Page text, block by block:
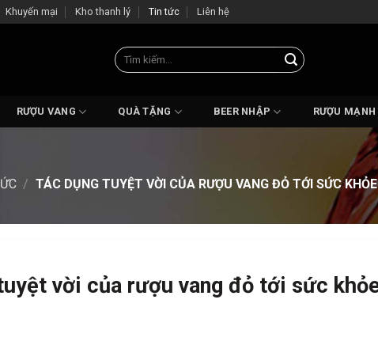
Khuyến mại Kho thanh lý Tin tức Liên hệ
Tìm
kiếm:
RƯỢU VANG QUÀ TẶNG BEER NHẬP RƯỢU MẠNH
/ TÁC DỤNG TUYỆT VỜI CỦA RƯỢU VANG ĐỎ TỚI SỨC KHỎE
vời của rượu vang đỏ tới sức